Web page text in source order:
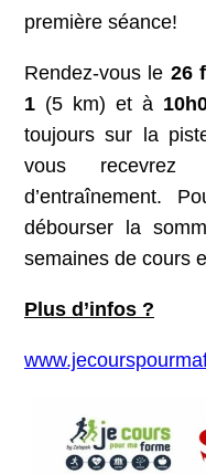
première séance!
Rendez-vous le 26
1 (5 km) et à
toujours sur la
vous recevrez
d’entraînement.
débourser la
semaines de cours
Plus d’infos ?